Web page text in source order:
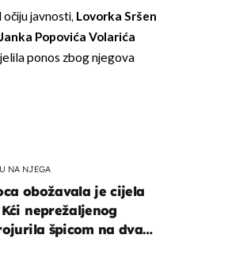
javnosti, Lovorka Sršen
Popovića Volarića
ponos zbog njegova
NA NJEGA
obožavala je cijela
neprežaljenog
špicom na dva